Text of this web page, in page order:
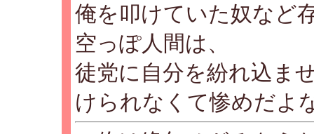
俺を叩けていた奴など
空っぽ人間は、
徒党に自分を紛れ込ま
けられなくて惨めだよ